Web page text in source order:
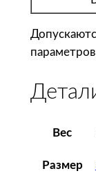
n
,
е
Вес
Размер